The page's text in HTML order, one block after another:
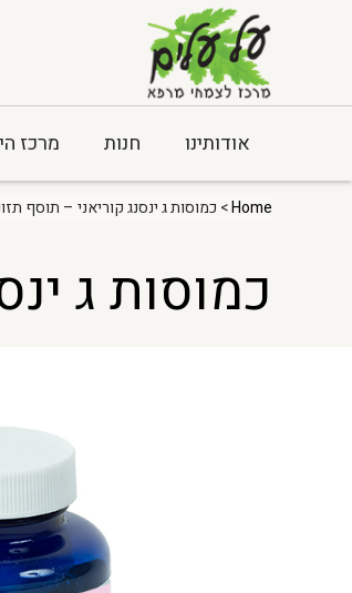
אודותינו חנות מרכז
Home> כמוסות ג ינסנג קוריאני – תוסף תזונה – 60
כמוסות ג